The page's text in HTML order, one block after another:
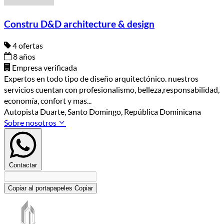
Constru D&D architecture & design
4 ofertas
8 años
Empresa verificada
Expertos en todo tipo de diseño arquitectónico. nuestros
servicios cuentan con profesionalismo, belleza,responsabilidad,
economía, confort y mas...
Autopista Duarte, Santo Domingo, República Dominicana
Sobre nosotros
Contactar
Copiar al portapapeles Copiar